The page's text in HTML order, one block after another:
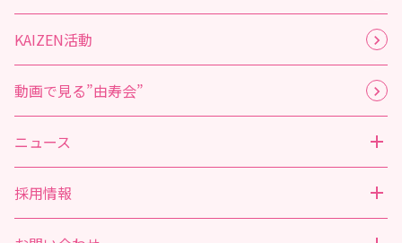
KAIZEN活動
動画で見る”由寿会”
ニュース
採用情報